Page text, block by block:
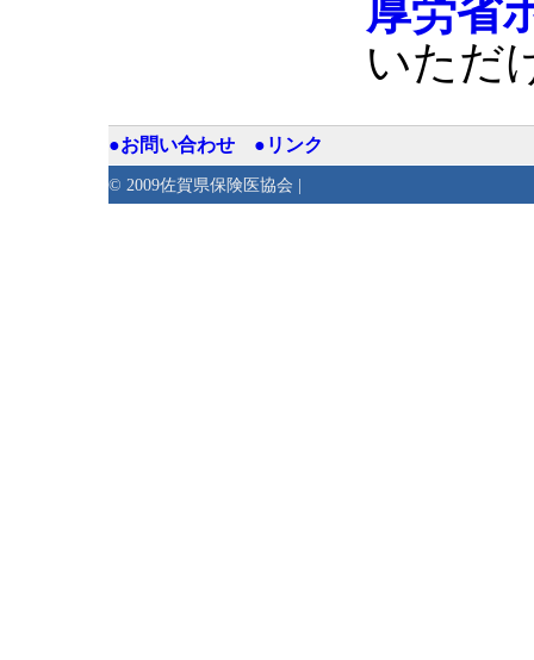
厚労省
いただ
●お問い合わせ ●リンク
© 2009佐賀県保険医協会 |